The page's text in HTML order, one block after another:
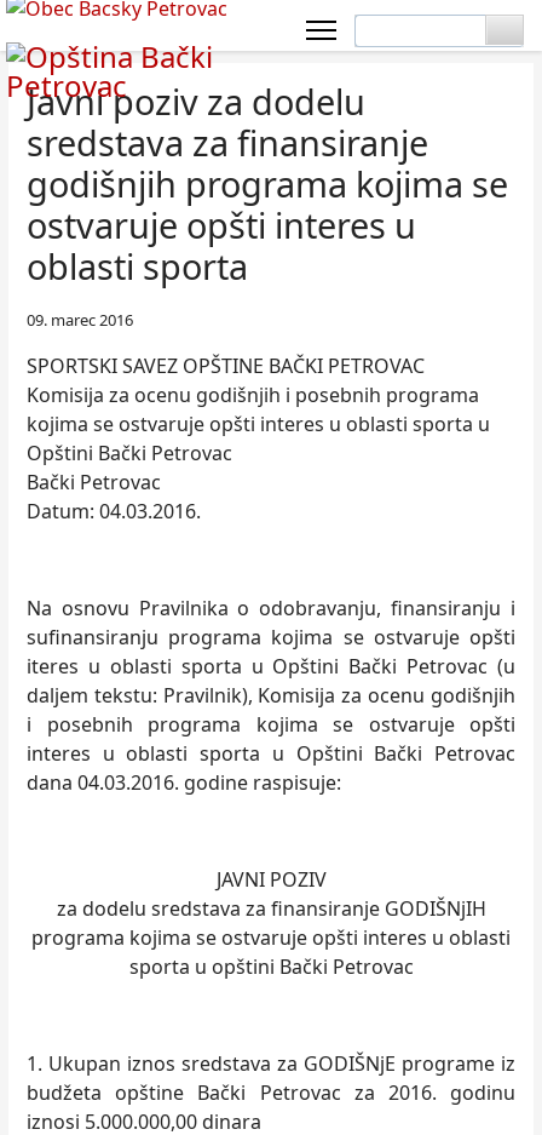
Javni poziv za dodelu
sredstava za finansiranje
godišnjih programa kojima se
ostvaruje opšti interes u
oblasti sporta
09. marec 2016
SPORTSKI SAVEZ OPŠTINE BAČKI PETROVAC
Komisija za ocenu godišnjih i posebnih programa
kojima se ostvaruje opšti interes u oblasti sporta u
Opštini Bački Petrovac
Bački Petrovac
Datum: 04.03.2016.
Na osnovu Pravilnika o odobravanju, finansiranju i
sufinansiranju programa kojima se ostvaruje opšti
iteres u oblasti sporta u Opštini Bački Petrovac (u
dalјem tekstu: Pravilnik), Komisija za ocenu godišnjih
i posebnih programa kojima se ostvaruje opšti
interes u oblasti sporta u Opštini Bački Petrovac
dana 04.03.2016. godine raspisuje:
JAVNI POZIV
za dodelu sredstava za finansiranje GODIŠNјIH
programa kojima se ostvaruje opšti interes u oblasti
sporta u opštini Bački Petrovac
1. Ukupan iznos sredstava za GODIŠNјE programe iz
budžeta opštine Bački Petrovac za 2016. godinu
iznosi 5.000.000,00 dinara